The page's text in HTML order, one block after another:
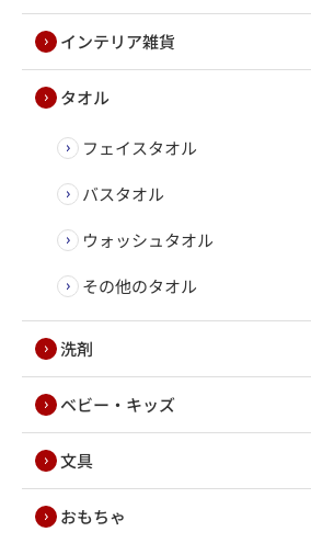
インテリア雑貨
タオル
フェイスタオル
バスタオル
ウォッシュタオル
その他のタオル
洗剤
ベビー・キッズ
文具
おもちゃ